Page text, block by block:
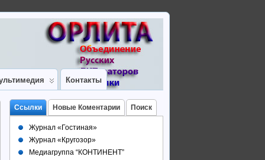
Контакты
Ссылки Новые Коментарии Поиск
Журнал «Гостиная»
Журнал «Кругозор»
Медиагруппа “КОНТИНЕНТ”